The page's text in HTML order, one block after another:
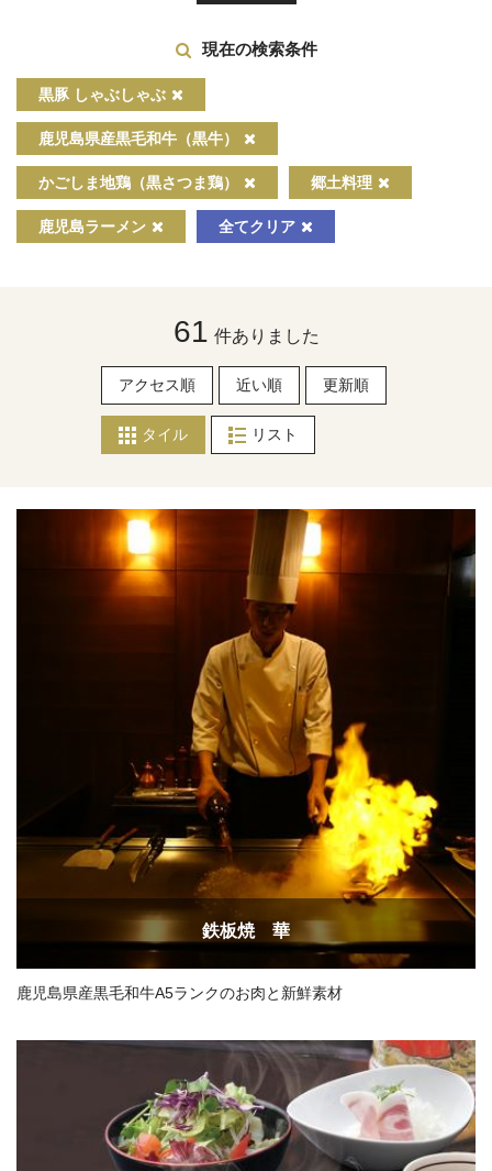
現在の検索条件
黒豚 しゃぶしゃぶ
鹿児島県産黒毛和牛（黒牛）
かごしま地鶏（黒さつま鶏） 郷土料理
鹿児島ラーメン 全てクリア
61 件ありました
アクセス順 近い順 更新順
タイル リスト
鉄板焼 華
鹿児島県産黒毛和牛A5ランクのお肉と新鮮素材